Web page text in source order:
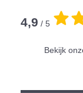
4,9 / 5
Bekijk